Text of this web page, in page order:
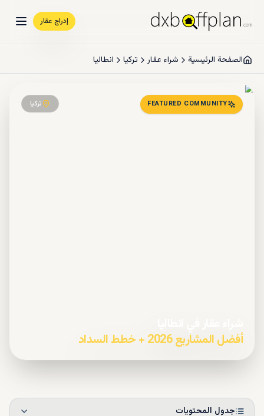
إدراج عقار
الصفحة الرئيسية شراء عقار تركيا انطاليا
FEATURED COMMUNITY تركيا
أفضل المشاريع 2026 + خطط السداد
جدول المحتويات